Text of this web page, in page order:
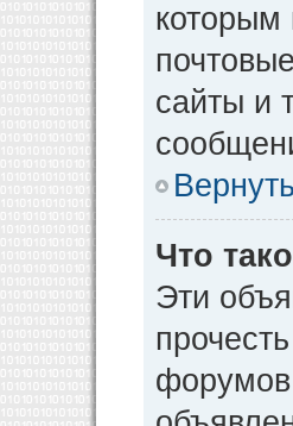
которым
сайты и
Что
Эти